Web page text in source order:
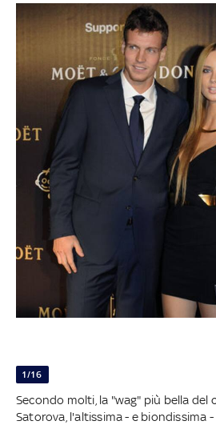
1/16
Secondo molti, la "wag" più bella del
Satorova, l'altissima - e biondissima